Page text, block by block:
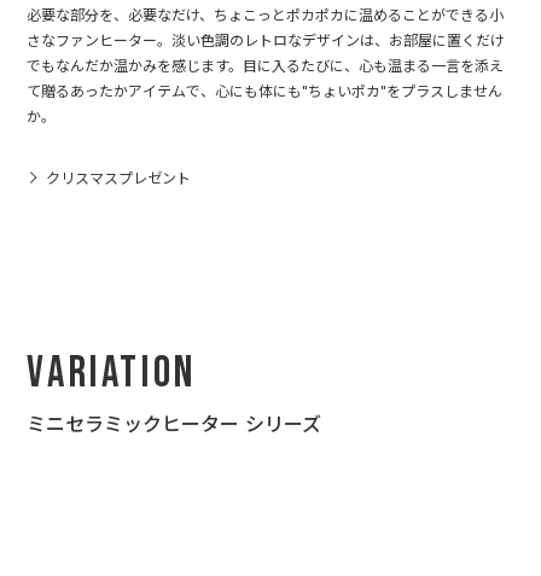
必要な部分を、必要なだけ、ちょこっとポカポカに温めることができる小
さなファンヒーター。淡い色調のレトロなデザインは、お部屋に置くだけ
でもなんだか温かみを感じます。目に入るたびに、心も温まる一言を添え
て贈るあったかアイテムで、心にも体にも"ちょいポカ"をプラスしません
か。
クリスマスプレゼント
Variation
ミニセラミックヒーター シリーズ